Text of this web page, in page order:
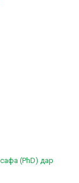
(PhD) дар